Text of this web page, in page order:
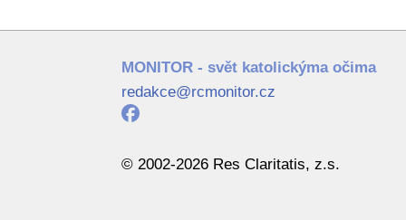
MONITOR - svět katolickýma očima
redakce@rcmonitor.cz
© 2002-2026 Res Claritatis, z.s.